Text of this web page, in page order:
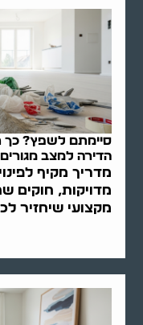
סיימתם לשפץ? כך
הדירה למצב
מדריך מקיף
מדויקות, חוקים
מקצועי שיחזיר